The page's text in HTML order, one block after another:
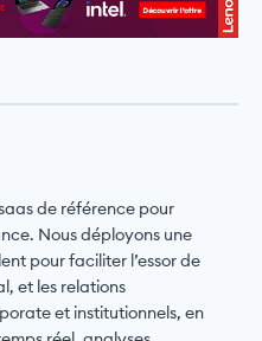
de référence pour
Nous déployons une
pour faciliter l’essor de
et les relations
et institutionnels, en